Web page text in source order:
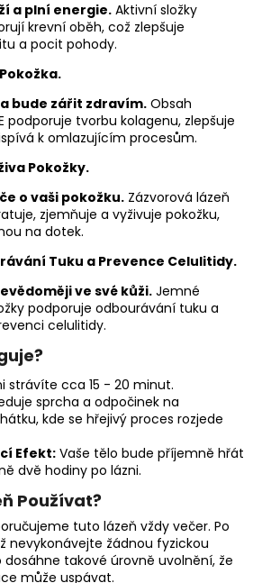
a plní energie.Aktivní složky
krevní oběh, což zlepšuje
a pocit pohody.
bude zářit zdravím. Obsah
podporuje tvorbu kolagenu, zlepšuje
k omlazujícím procesům.
Pokožky.
o vaši pokožku. Zázvorová lázeň
zjemňuje a vyživuje pokožku,
na dotek.
Tuku a Prevence Celulitidy.
ve své kůži. Jemné
podporuje odbourávání tuku a
celulitidy.
strávíte cca 15 - 20 minut.
sprcha a odpočinek na
kde se hřejivý proces rozjede
Efekt:Vaše tělo bude příjemně hřát
dvě hodiny po lázni.
Používat?
tuto lázeň vždy večer. Po
nevykonávejte žádnou fyzickou
takové úrovně uvolnění, že
může uspávat.